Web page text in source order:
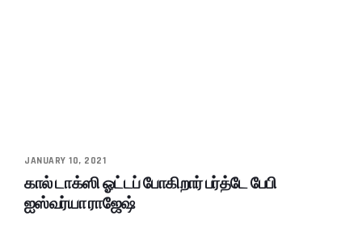
JANUARY 10, 2021
கால் டாக்ஸி ஓட்டப் போகிறார் பர்த்டே பேபி
ஐஸ்வர்யா ராஜேஷ்